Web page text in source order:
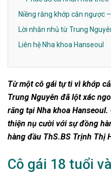
Niềng răng khớp cắn ngược
Lời nhắn nhủ từ Trung
Liên hệ Nha khoa Hanseoul
Từ một cô gái tự ti vì khớp
Trung Nguyên đã lột xác
răng tại Nha khoa
thiện nụ cười với sự đồng
hàng đầu ThS.BS Trịnh Thị
Cô gái 18 tuổi